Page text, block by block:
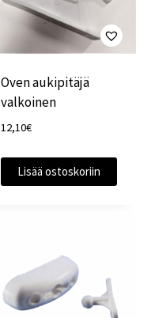
Oven aukipitäjä
valkoinen
12,10€
Lisää ostoskoriin